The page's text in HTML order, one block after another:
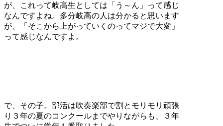
が、これって岐高生としては「う～ん」って感じ
なんですよね。多分岐高の人は分かると思います
が、「そこから上がっていくのってマジで大変」
って感じなんですよ。
で、その子。部活は吹奏楽部で割とモリモリ頑張
り３年の夏のコンクールまでやりながらも、３年